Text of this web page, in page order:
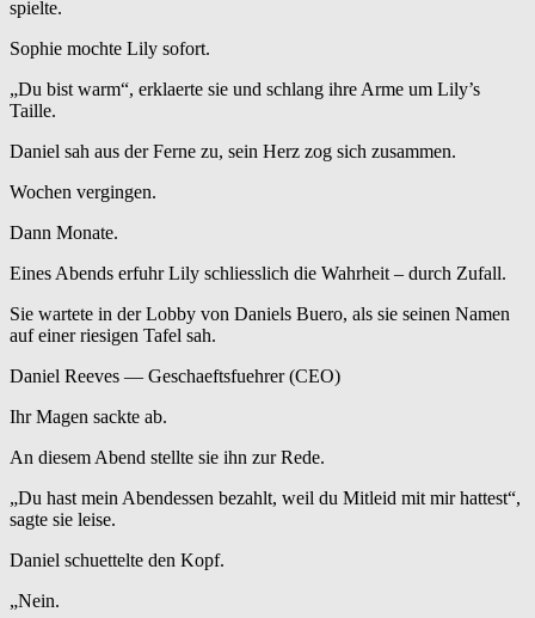
spielte.
Sophie mochte Lily sofort.
„Du bist warm“, erklaerte sie und schlang ihre Arme um Lily’s
Taille.
Daniel sah aus der Ferne zu, sein Herz zog sich zusammen.
Wochen vergingen.
Dann Monate.
Eines Abends erfuhr Lily schliesslich die Wahrheit – durch Zufall.
Sie wartete in der Lobby von Daniels Buero, als sie seinen Namen
auf einer riesigen Tafel sah.
Daniel Reeves — Geschaeftsfuehrer (CEO)
Ihr Magen sackte ab.
An diesem Abend stellte sie ihn zur Rede.
„Du hast mein Abendessen bezahlt, weil du Mitleid mit mir hattest“,
sagte sie leise.
Daniel schuettelte den Kopf.
„Nein.